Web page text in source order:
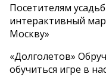
Посетителям
интерактивный
Москву»
«Долголетов»
обучиться игре в